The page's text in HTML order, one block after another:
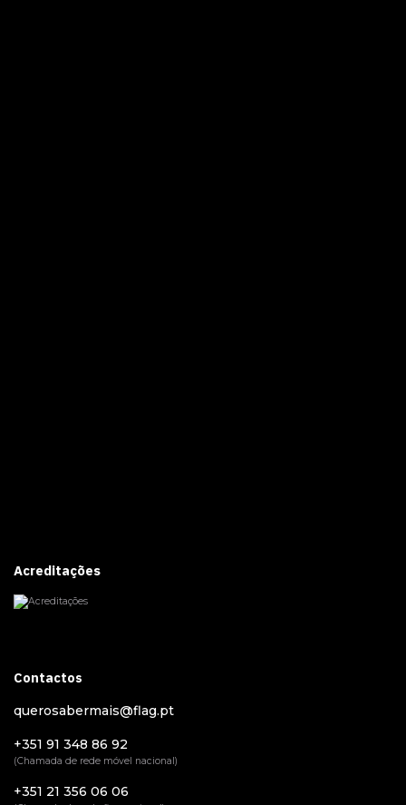
Acreditações
Contactos
querosabermais@flag.pt
+351 91 348 86 92
(Chamada de rede móvel nacional)
+351 21 356 06 06